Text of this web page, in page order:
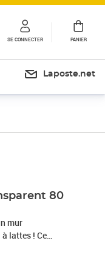
SE CONNECTER PANIER
Laposte.net
80
mur
lattes ! Ce
Fait